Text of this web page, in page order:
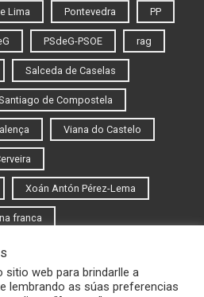
Lima Pontevedra PP
PSdeG-PSOE rag
Salceda de Caselas
de Compostela
Viana do Castelo
Xoán Antón Pérez-Lema
franca
web para brindarlle a
lembrando as súas preferencias